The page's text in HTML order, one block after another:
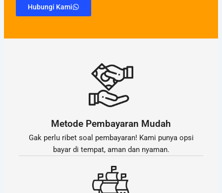
Hubungi Kami
Metode Pembayaran Mudah
Gak perlu ribet soal pembayaran! Kami punya opsi
bayar di tempat, aman dan nyaman.